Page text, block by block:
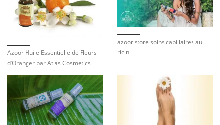
Azoor Huile Essentielle de Fleurs
d’Oranger par Atlas Cosmetics
azoor store soins capillaires au
ricin